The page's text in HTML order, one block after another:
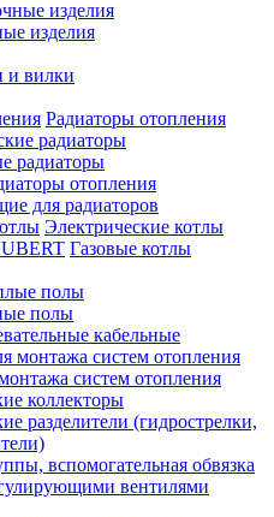
изделия
и вилки
Радиаторы отопления
радиаторы
радиаторы
отопления
для радиаторов
Электрические котлы
Газовые котлы
полы
полы
кабельные
систем отопления
коллекторы
разделители (гидрострелки,
вспомогательная обвязка